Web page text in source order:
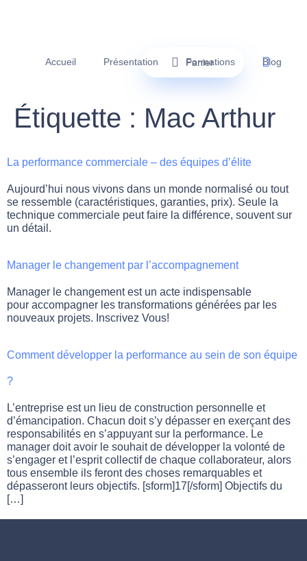
Accueil Présentation Formations Blog
Panier
Étiquette : Mac Arthur
La performance commerciale – des équipes d’élite
Aujourd’hui nous vivons dans un monde normalisé ou tout
se ressemble (caractéristiques, garanties, prix). Seule la
technique commerciale peut faire la différence, souvent sur
un détail.
Manager le changement par l’accompagnement
Manager le changement est un acte indispensable
pour accompagner les transformations générées par les
nouveaux projets. Inscrivez Vous!
Comment développer la performance au sein de son équipe
?
L’entreprise est un lieu de construction personnelle et
d’émancipation. Chacun doit s’y dépasser en exerçant des
responsabilités en s’appuyant sur la performance. Le
manager doit avoir le souhait de développer la volonté de
s’engager et l’esprit collectif de chaque collaborateur, alors
tous ensemble ils feront des choses remarquables et
dépasseront leurs objectifs. [sform]17[/sform] Objectifs du
[…]